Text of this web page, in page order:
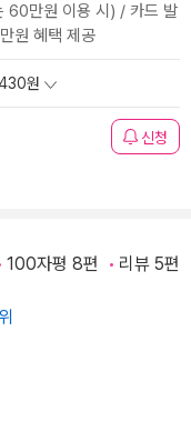
60만원 이용 시) / 카드 발
원 혜택 제공
원
신청
100자평 8편 리뷰 5편